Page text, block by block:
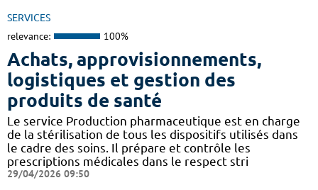
SERVICES
relevance: 100%
Achats, approvisionnements,
logistiques et gestion des
produits de santé
Le service Production pharmaceutique est en charge
de la stérilisation de tous les dispositifs utilisés dans
le cadre des soins. Il prépare et contrôle les
prescriptions médicales dans le respect stri
29/04/2026 09:50